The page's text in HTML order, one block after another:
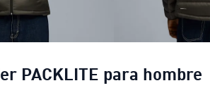
PACKLITE para hombre